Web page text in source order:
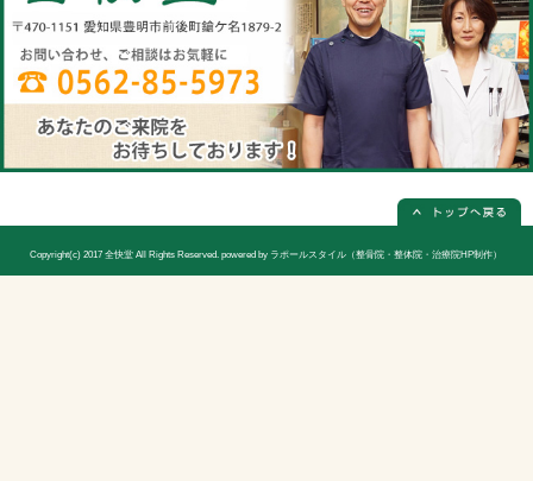
当院へのアクセス情報
全快堂
休診日
日曜日(隔週)お休み